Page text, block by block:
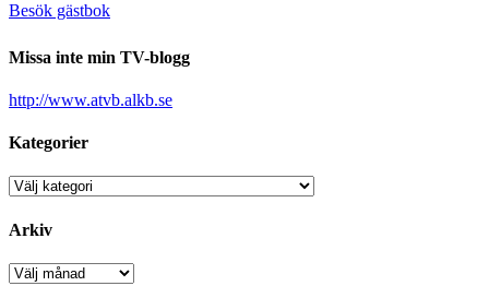
Besök gästbok
Missa inte min TV-blogg
http://www.atvb.alkb.se
Kategorier
Kategorier
Arkiv
Arkiv